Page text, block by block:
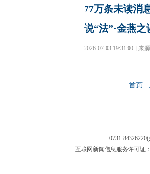
77万条未读消
说“法”·金燕之
2026-07-03 19:31:00 [来
首页
0731-
互联网新闻信息服务许可证